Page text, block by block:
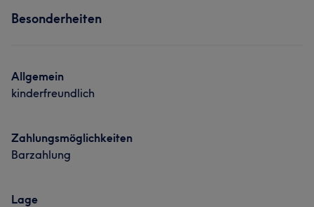
Besonderheiten
Allgemein
kinderfreundlich
Zahlungsmöglichkeiten
Barzahlung
Lage